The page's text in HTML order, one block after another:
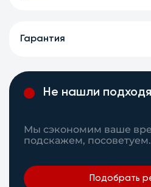
Гарантия
Не нашли
Мы сэкономим ваше
подскажем, посоветуем.
Подобрать